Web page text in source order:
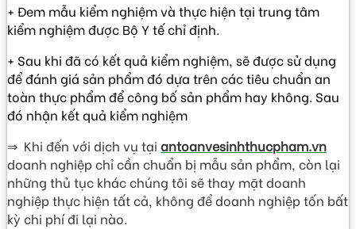
+ Đem mẫu kiểm nghiệm và thực hiện tại trung tâm
kiểm nghiệm được Bộ Y tế chỉ định.
+ Sau khi đã có kết quả kiểm nghiệm, sẽ được sử dụng
để đánh giá sản phẩm đó dựa trên các tiêu chuẩn an
toàn thực phẩm để công bố sản phẩm hay không. Sau
đó nhận kết quả kiểm nghiệm
⇒ Khi đến với dịch vụ tại antoanvesinhthucpham.vn
doanh nghiệp chỉ cần chuẩn bị mẫu sản phẩm, còn lại
những thủ tục khác chúng tôi sẽ thay mặt doanh
nghiệp thực hiện tất cả, không để doanh nghiệp tốn bất
kỳ chi phí đi lại nào.